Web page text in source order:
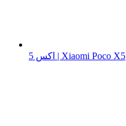
اكس 5 | Xiaomi Poco X5